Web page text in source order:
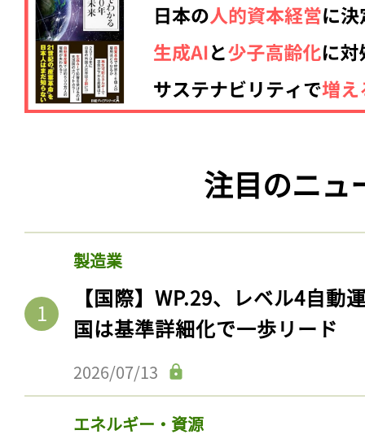
注目のニュ
製造業
【国際】WP.29、レベル4自動
国は基準詳細化で一歩リード
2026/07/13
エネルギー・資源